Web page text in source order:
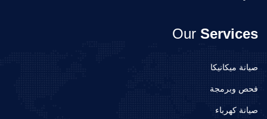
Our Services
صيانة ميكانيكا
فحص وبرمجة
صيانة كهرباء